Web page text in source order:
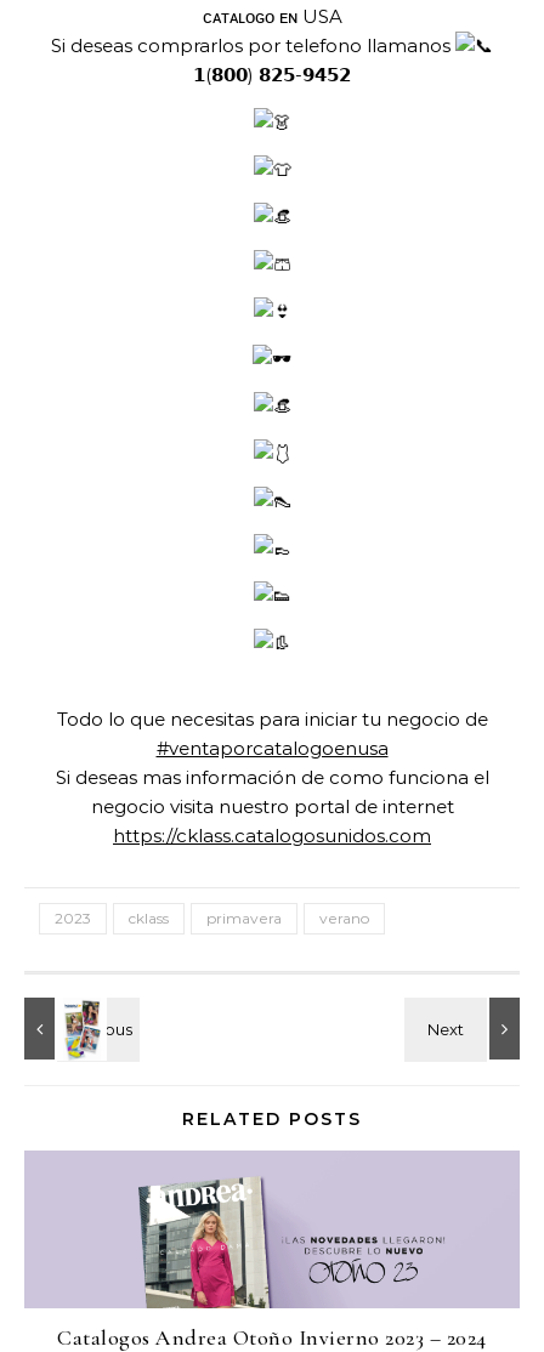
ᴄᴀᴛᴀʟᴏɢᴏ ᴇɴ USA
Si deseas comprarlos por telefono llamanos
𝟭(𝟴𝟬𝟬) 𝟴𝟮𝟱-𝟵𝟰𝟱𝟮
Todo lo que necesitas para iniciar tu negocio de
#ventaporcatalogoenusa
Si deseas mas información de como funciona el
negocio visita nuestro portal de internet
https://cklass.catalogosunidos.com
2023 cklass primavera verano
RELATED POSTS
Catalogos Andrea Otoño Invierno 2023 – 2024